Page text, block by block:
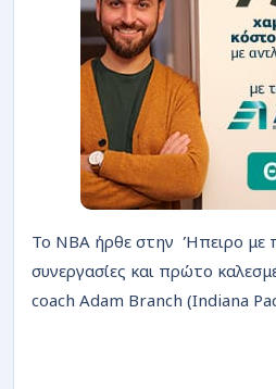
Το NBA ήρθε στην Ήπειρο με
συνεργασίες και πρώτο
coach Adam Branch (Indiana